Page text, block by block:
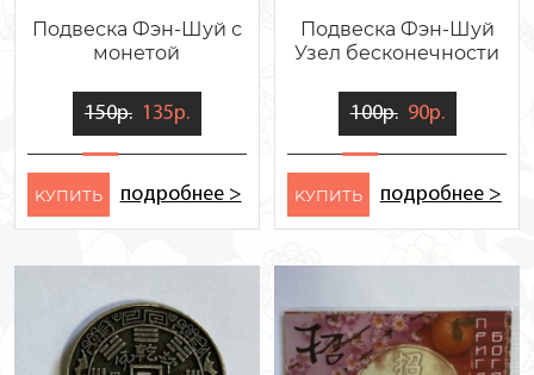
Подвеска Фэн-Шуй с
монетой
150р. 135р.
KУПИТЬ подробнее >
Подвеска Фэн-Шуй
Узел бесконечности
100р. 90р.
KУПИТЬ подробнее >